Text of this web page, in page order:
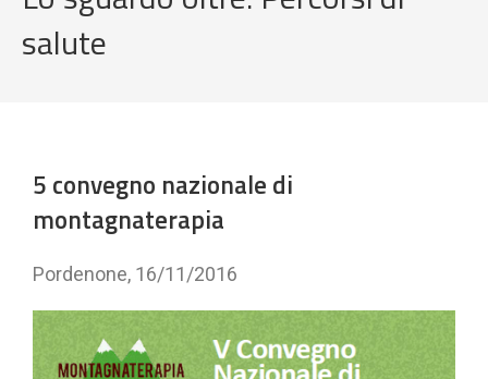
salute
5 convegno nazionale di
montagnaterapia
Pordenone, 16/11/2016